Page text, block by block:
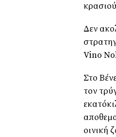
Δεν
Vino
Στο
τον
οινική